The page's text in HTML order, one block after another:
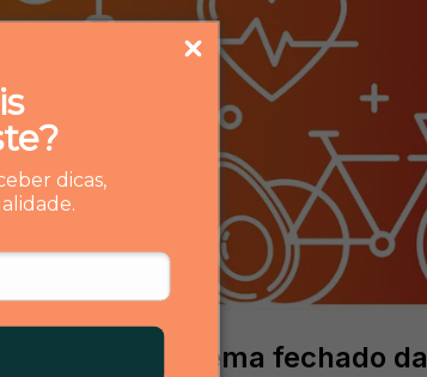
dicas,
em sistema fechado da